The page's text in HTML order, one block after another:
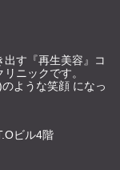
す『再生美容』コ
ニックです。
ような笑顔 になっ
ビル4階